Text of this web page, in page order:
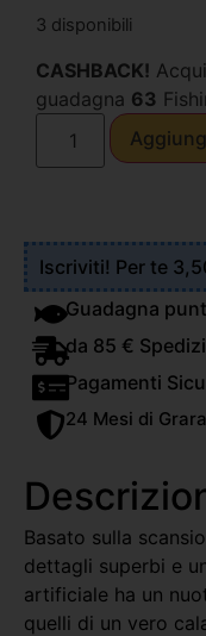
3 disponibili
CASHBACK!
guadagna 63
Iscriviti! Per te
Guadagna
da 85 €
Pagamenti
24 Mesi di
Basato sulla
dettagli superbi e
artificiale ha un
quelli di un vero